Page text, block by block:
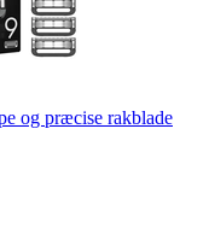
og præcise rakblade